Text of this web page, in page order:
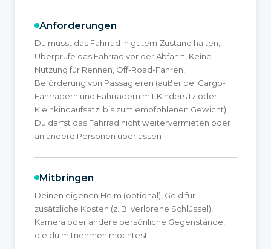
Anforderungen
Du musst das Fahrrad in gutem Zustand halten,
Überprüfe das Fahrrad vor der Abfahrt, Keine
Nutzung für Rennen, Off-Road-Fahren,
Beförderung von Passagieren (außer bei Cargo-
Fahrrädern und Fahrrädern mit Kindersitz oder
Kleinkindaufsatz, bis zum empfohlenen Gewicht),
Du darfst das Fahrrad nicht weitervermieten oder
an andere Personen überlassen
Mitbringen
Deinen eigenen Helm (optional), Geld für
zusätzliche Kosten (z. B. verlorene Schlüssel),
Kamera oder andere persönliche Gegenstände,
die du mitnehmen möchtest